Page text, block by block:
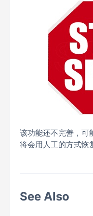
该功能还不完善，可
将会用人工的方式恢
See Also